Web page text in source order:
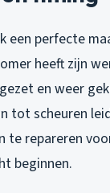
een perfecte
heeft zijn
en weer
tot scheuren
te repareren
beginnen.